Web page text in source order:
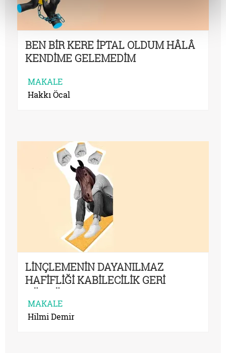
BEN BİR KERE İPTAL OLDUM HÂLÂ
KENDİME GELEMEDİM
MAKALE
Hakkı Öcal
LİNÇLEMENİN DAYANILMAZ
HAFİFLİĞİ KABİLECİLİK GERİ
DÖNDÜ
MAKALE
Hilmi Demir